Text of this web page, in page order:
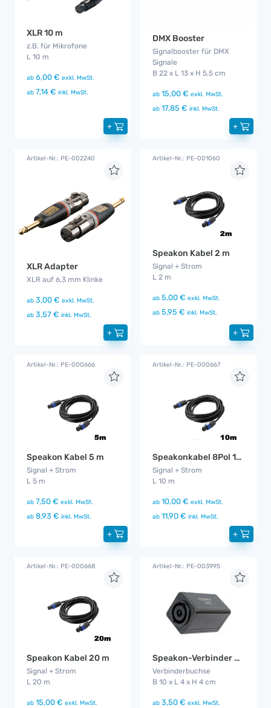
XLR 10 m
z.B. für Mikrofone
L 10 m
ab 6,00 € exkl. MwSt.
ab 7,14 € inkl. MwSt.
+
DMX Booster
Signalbooster für DMX
Signale
B 22 x L 13 x H 5,5 cm
ab 15,00 € exkl. MwSt.
ab 17,85 € inkl. MwSt.
+
Artikel-Nr.: PE-002240
XLR Adapter
XLR auf 6,3 mm Klinke
ab 3,00 € exkl. MwSt.
ab 3,57 € inkl. MwSt.
+
Artikel-Nr.: PE-001060
Speakon Kabel 2 m
Signal + Strom
L 2 m
ab 5,00 € exkl. MwSt.
ab 5,95 € inkl. MwSt.
+
Artikel-Nr.: PE-000666
Speakon Kabel 5 m
Signal + Strom
L 5 m
ab 7,50 € exkl. MwSt.
ab 8,93 € inkl. MwSt.
+
Artikel-Nr.: PE-000667
Speakonkabel 8Pol 10 m
Signal + Strom
L 10 m
ab 10,00 € exkl. MwSt.
ab 11,90 € inkl. MwSt.
+
Artikel-Nr.: PE-000668
Speakon Kabel 20 m
Signal + Strom
L 20 m
ab 15,00 € exkl. MwSt.
Artikel-Nr.: PE-003995
Speakon-Verbinder 8 pol
Verbinderbuchse
B 10 x L 4 x H 4 cm
ab 3,50 € exkl. MwSt.